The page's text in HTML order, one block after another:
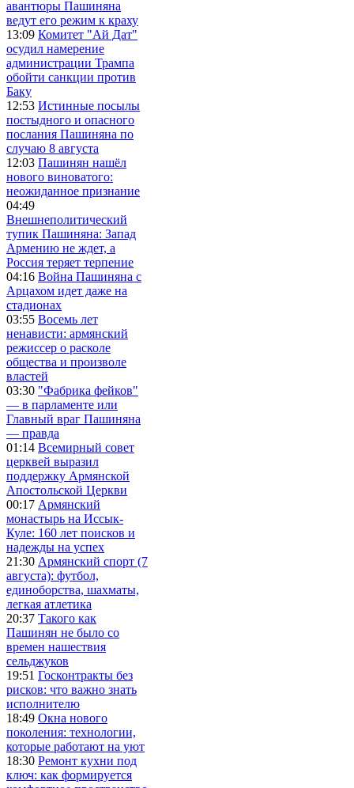
авантюры Пашиняна
ведут его режим к краху
13:09 Комитет "Ай Дат"
осудил намерение
администрации Трампа
обойти санкции против
Баку
12:53 Истинные посылы
постыдного и опасного
послания Пашиняна по
случаю 8 августа
12:03 Пашинян нашёл
нового виноватого:
неожиданное признание
04:49
Внешнеполитический
тупик Пашиняна: Запад
Армению не ждет, а
Россия теряет терпение
04:16 Война Пашиняна с
Арцахом идет даже на
стадионах
03:55 Восемь лет
ненависти: армянский
режиссер о расколе
общества и произволе
властей
03:30 "Фабрика фейков"
— в парламенте или
Главный враг Пашиняна
— правда
01:14 Всемирный совет
церквей выразил
поддержку Армянской
Апостольской Церкви
00:17 Армянский
монастырь на Иссык-
Куле: 160 лет поисков и
надежды на успех
21:30 Армянский спорт (7
августа): футбол,
единоборства, шахматы,
легкая атлетика
20:37 Такого как
Пашинян не было со
времен нашествия
сельджуков
19:51 Госконтракты без
рисков: что важно знать
исполнителю
18:49 Окна нового
поколения: технологии,
которые работают на уют
18:30 Ремонт кухни под
ключ: как формируется